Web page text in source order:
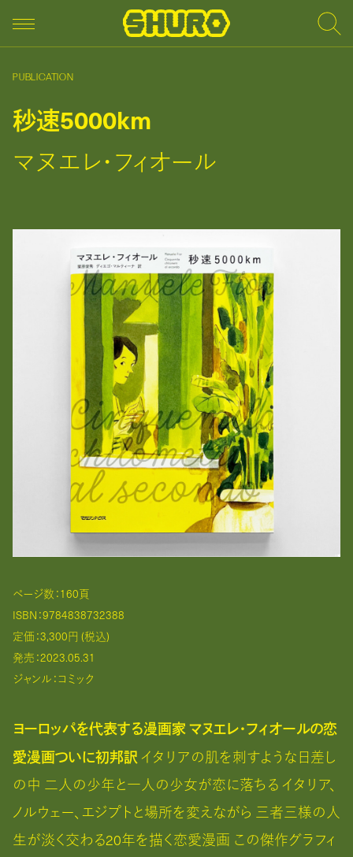
PUBLICATION
秒速5000km
マヌエレ・フィオール
ページ数：160頁
ISBN：9784838732388
定価：3,300円 (税込)
発売：2023.05.31
ジャンル：コミック
ヨーロッパを代表する漫画家 マヌエレ・フィオールの恋
愛漫画ついに初邦訳 イタリアの肌を刺すような日差し
の中 二人の少年と一人の少女が恋に落ちる イタリア、
ノルウェー、エジプトと場所を変えながら 三者三様の人
生が淡く交わる20年を描く恋愛漫画 この傑作グラフィ